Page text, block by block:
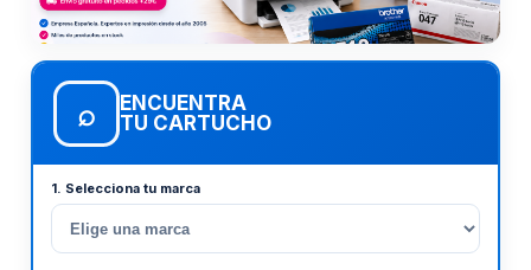
⌕
ENCUENTRA
TU CARTUCHO
1. Selecciona tu marca